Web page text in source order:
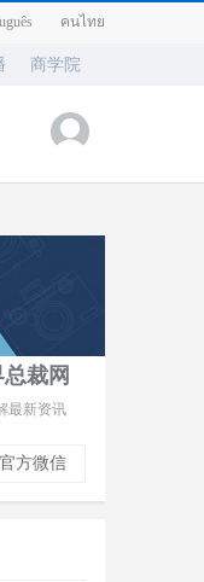
คนไทย
商学院
裁网
最新资讯
方微信